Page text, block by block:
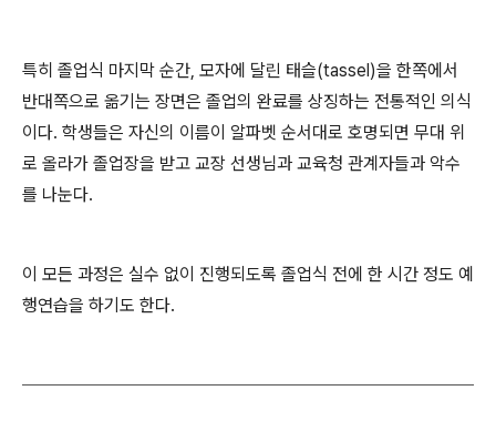
특히 졸업식 마지막 순간, 모자에 달린 태슬(tassel)을 한쪽에서
반대쪽으로 옮기는 장면은 졸업의 완료를 상징하는 전통적인 의식
이다. 학생들은 자신의 이름이 알파벳 순서대로 호명되면 무대 위
로 올라가 졸업장을 받고 교장 선생님과 교육청 관계자들과 악수
를 나눈다.
이 모든 과정은 실수 없이 진행되도록 졸업식 전에 한 시간 정도 예
행연습을 하기도 한다.